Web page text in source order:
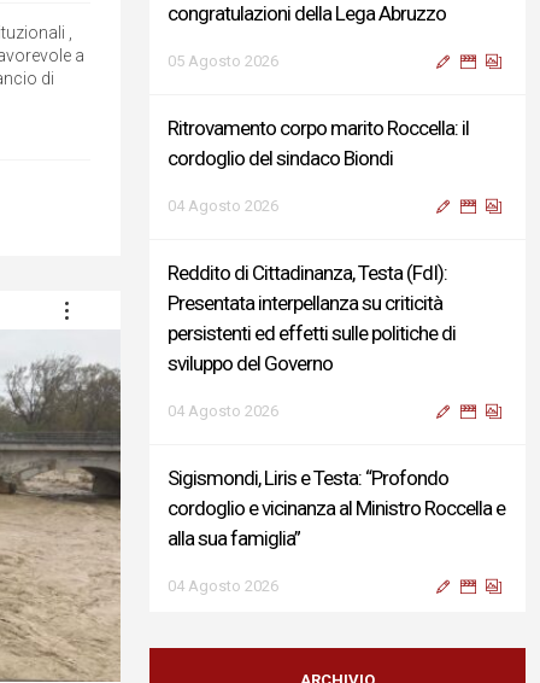
,
a
di
congratulazioni della Lega Abruzzo
05 Agosto 2026
Ritrovamento corpo marito Roccella: il
cordoglio del sindaco Biondi
04 Agosto 2026
Reddito di Cittadinanza, Testa (FdI):
Presentata interpellanza su criticità
persistenti ed effetti sulle politiche di
sviluppo del Governo
04 Agosto 2026
Sigismondi, Liris e Testa: “Profondo
cordoglio e vicinanza al Ministro Roccella e
alla sua famiglia”
04 Agosto 2026
Terminal bus "Lorenzo Natali": modifiche